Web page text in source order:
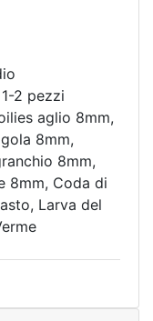
1-2 pezzi
aglio 8mm,
8mm,
8mm,
8mm, Coda di
Larva del